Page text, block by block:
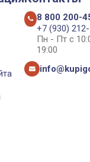
8 800 200-
+7 (930)
Пн - Пт с
19:00